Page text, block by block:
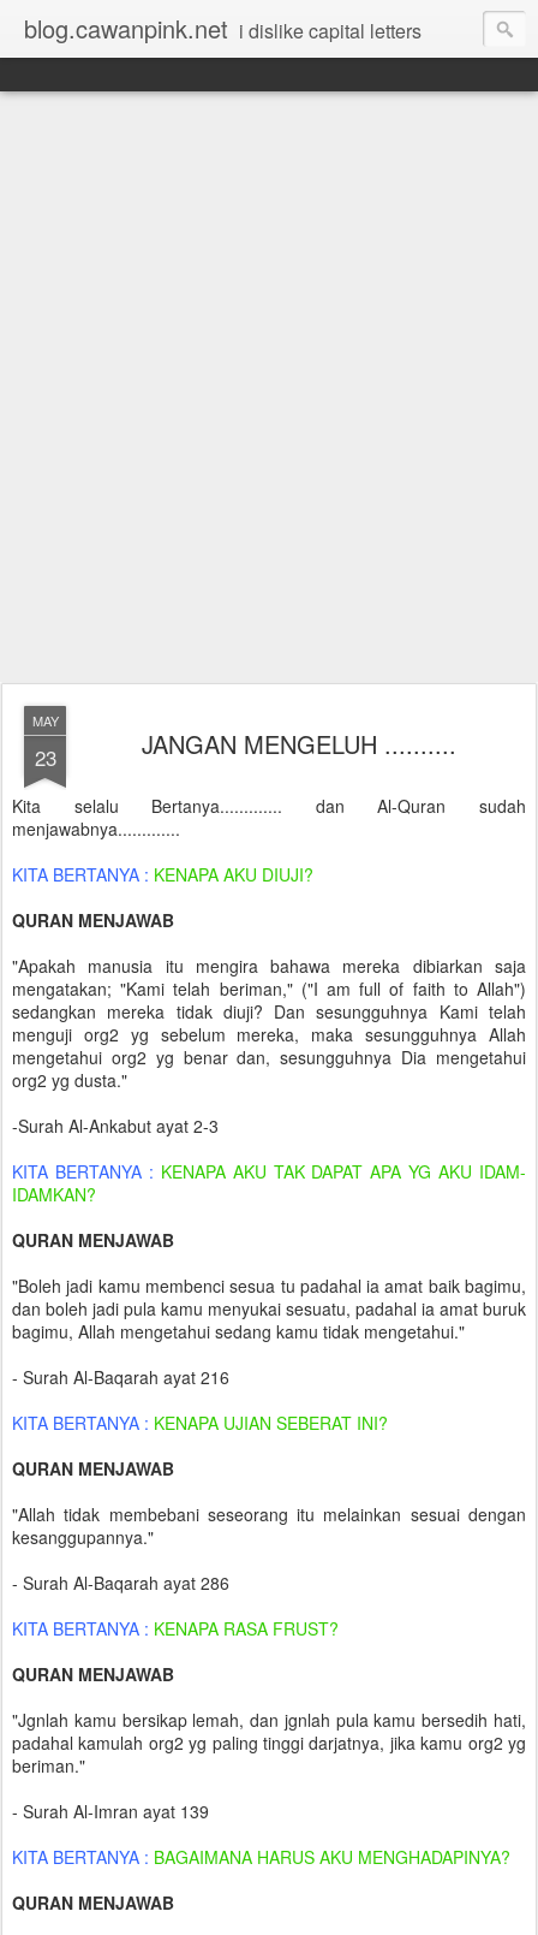
blog.cawanpink.net i dislike capital letters
MAY
23 JANGAN MENGELUH ..........
Kita selalu Bertanya............. dan Al-Quran sudah
menjawabnya.............
KITA BERTANYA : KENAPA AKU DIUJI?
QURAN MENJAWAB
"Apakah manusia itu mengira bahawa mereka dibiarkan saja
mengatakan; "Kami telah beriman," ("I am full of faith to Allah")
sedangkan mereka tidak diuji? Dan sesungguhnya Kami telah
menguji org2 yg sebelum mereka, maka sesungguhnya Allah
mengetahui org2 yg benar dan, sesungguhnya Dia mengetahui
org2 yg dusta."
-Surah Al-Ankabut ayat 2-3
KITA BERTANYA : KENAPA AKU TAK DAPAT APA YG AKU IDAM-
IDAMKAN?
QURAN MENJAWAB
"Boleh jadi kamu membenci sesua tu padahal ia amat baik bagimu,
dan boleh jadi pula kamu menyukai sesuatu, padahal ia amat buruk
bagimu, Allah mengetahui sedang kamu tidak mengetahui."
- Surah Al-Baqarah ayat 216
KITA BERTANYA : KENAPA UJIAN SEBERAT INI?
QURAN MENJAWAB
"Allah tidak membebani seseorang itu melainkan sesuai dengan
kesanggupannya."
- Surah Al-Baqarah ayat 286
KITA BERTANYA : KENAPA RASA FRUST?
QURAN MENJAWAB
"Jgnlah kamu bersikap lemah, dan jgnlah pula kamu bersedih hati,
padahal kamulah org2 yg paling tinggi darjatnya, jika kamu org2 yg
beriman."
- Surah Al-Imran ayat 139
KITA BERTANYA : BAGAIMANA HARUS AKU MENGHADAPINYA?
QURAN MENJAWAB